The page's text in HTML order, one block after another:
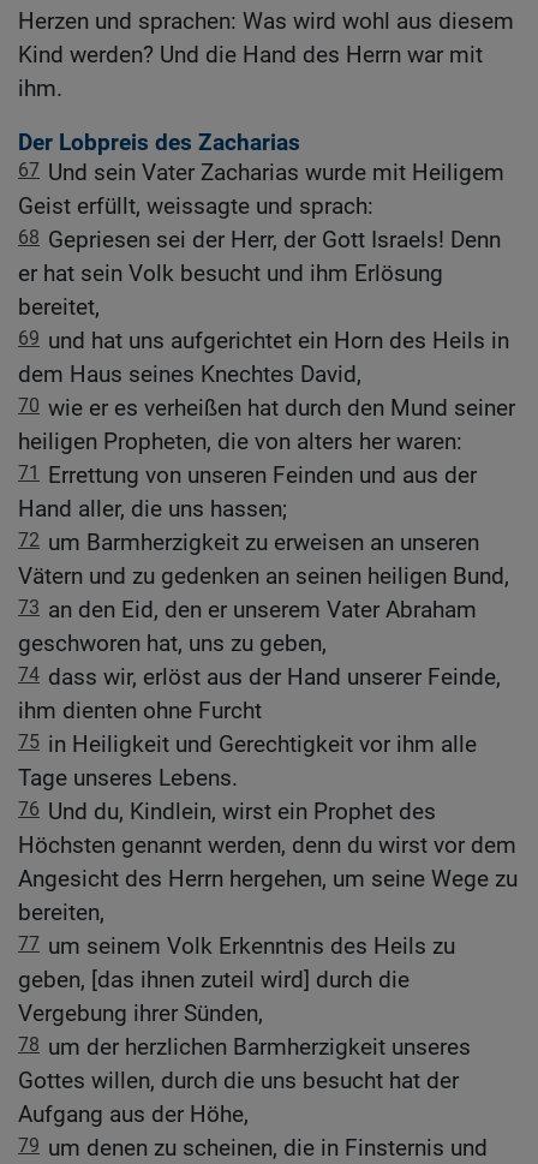
Herzen und sprachen: Was wird wohl aus diesem
Kind werden? Und die Hand des Herrn war mit
ihm.
Der Lobpreis des Zacharias
67 Und sein Vater Zacharias wurde mit Heiligem
Geist erfüllt, weissagte und sprach:
68 Gepriesen sei der Herr, der Gott Israels! Denn
er hat sein Volk besucht und ihm Erlösung
bereitet,
69 und hat uns aufgerichtet ein Horn des Heils in
dem Haus seines Knechtes David,
70 wie er es verheißen hat durch den Mund seiner
heiligen Propheten, die von alters her waren:
71
Errettung von unseren Feinden und aus der
Hand aller, die uns hassen;
72 um Barmherzigkeit zu erweisen an unseren
Vätern und zu gedenken an seinen heiligen Bund,
73 an den Eid, den er unserem Vater Abraham
geschworen hat, uns zu geben,
74 dass wir, erlöst aus der Hand unserer Feinde,
ihm dienten ohne Furcht
75 in Heiligkeit und Gerechtigkeit vor ihm alle
Tage unseres Lebens.
76 Und du, Kindlein, wirst ein Prophet des
Höchsten genannt werden, denn du wirst vor dem
Angesicht des Herrn hergehen, um seine Wege zu
bereiten,
77 um seinem Volk Erkenntnis des Heils zu
geben, [das ihnen zuteil wird] durch die
Vergebung ihrer Sünden,
78 um der herzlichen Barmherzigkeit unseres
Gottes willen, durch die uns besucht hat der
Aufgang aus der Höhe,
79 um denen zu scheinen, die in Finsternis und